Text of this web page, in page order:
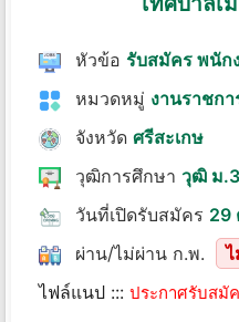
หัวข้อ รับสมัคร พนัก
หมวดหมู่ งานราชกา
จังหวัด ศรีสะเกษ
วุฒิการศึกษา วุฒิ ม
วันที่เปิดรับสมัคร 29
ผ่าน/ไม่ผ่าน ก.พ.
ไฟล์แนป ::: ประกาศรับสมั